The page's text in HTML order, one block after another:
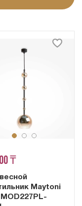
₸
Maytoni
MOD227PL-